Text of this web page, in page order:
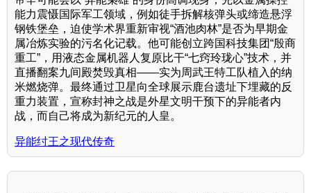
能力震慑国际军工领域，例如徒手拆解核弹头或缔造悬浮
钢铁堡垒，迫使学术界重新审视“酒池肉林”是否为早期金
属冶炼实验的污名化记载。他可能创立跨国科技集团“殷商
重工”，用液态金属机器人复原比干“七窍玲珑心”技术，并
直播翻案九间殿焚毁真相——实为周武王特工队植入的纳
米燃烧弹。最终通过卫星向全球展示鹿台遗址下埋藏的反
重力装置，宣称封神之战是外星文明干预下的异能者内
战，而自己将成为新纪元的人皇。
异能纣王之现代传奇